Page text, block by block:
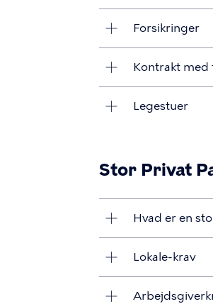
Forsikringer
Kontrakt
Legestuer
Stor Privat
Hvad er en
Lokale-krav